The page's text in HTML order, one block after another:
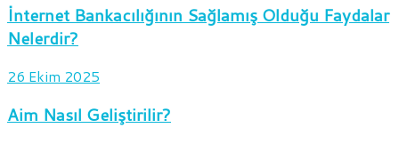
İnternet Bankacılığının Sağlamış Olduğu Faydalar
Nelerdir?
26 Ekim 2025
Aim Nasıl Geliştirilir?